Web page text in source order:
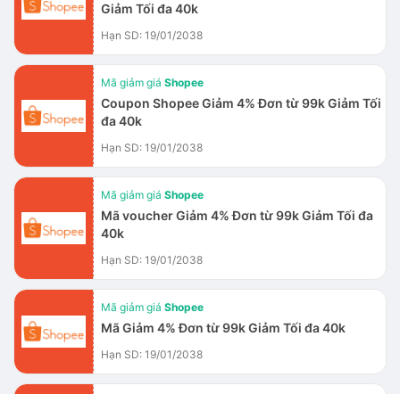
Giảm Tối đa 40k
Hạn SD: 19/01/2038
Mã giảm giá Shopee
Coupon Shopee Giảm 4% Đơn từ 99k Giảm Tối
đa 40k
Hạn SD: 19/01/2038
Mã giảm giá Shopee
Mã voucher Giảm 4% Đơn từ 99k Giảm Tối đa
40k
Hạn SD: 19/01/2038
Mã giảm giá Shopee
Mã Giảm 4% Đơn từ 99k Giảm Tối đa 40k
Hạn SD: 19/01/2038